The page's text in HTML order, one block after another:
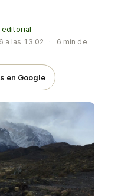
a las 13:02 ·
6 min de
en Google